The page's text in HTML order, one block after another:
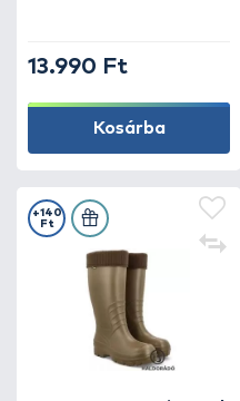
13.990 Ft
Kosárba
+140
Ft